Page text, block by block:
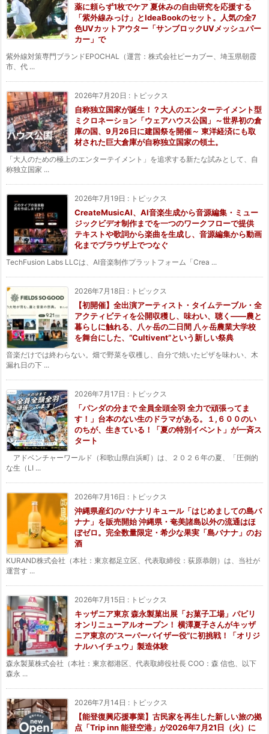
薬に頼らず1枚でケア 夏休みの自由研究を応援する
「紫外線みっけ」とIdeaBookのセット。人気の全7
色UVカットアウター「サンブロックUVメッシュパー
カー」で
紫外線対策専門ブランドEPOCHAL（運営：株式会社ピーカブー、埼玉県朝霞
市、代 ...
2026年7月20日 : トピックス
自称独立国家が誕生！？大人のエンターテイメント型
ミクロネーション「ウェアハウス公国」～世界初の倉
庫の国、9月26日に建国祭を開催～ 東洋経済にも取
材された巨大倉庫が自称独立国家の領土。
「大人のための極上のエンターテイメント」を追求する新たな試みとして、自
称独立国家 ...
2026年7月19日 : トピックス
CreateMusicAI、AI音楽生成から音源編集・ミュー
ジックビデオ制作までを一つのワークフローで提供
テキストや歌詞から楽曲を生成し、音源編集から動画
化までブラウザ上でつなぐ
TechFusion Labs LLCは、AI音楽制作プラットフォーム「Crea ...
2026年7月18日 : トピックス
【初開催】全出演アーティスト・タイムテーブル・全
アクティビティを公開収穫し、味わい、聴く——農と
暮らしに触れる、八ヶ岳の二日間 八ヶ岳農業大学校
を舞台にした、“Cultivent”という新しい祭典
音楽だけでは終わらない。畑で野菜を収穫し、自分で焼いたピザを味わい、木
漏れ日の下 ...
2026年7月17日 : トピックス
「パンダの分まで 全員全頭全羽 全力で頑張ってま
す！」台本のない生のドラマがある。１,６００のい
のちが、生きている！「夏の特別イベント」が一斉ス
タート
アドベンチャーワールド（和歌山県白浜町）は、２０２６年の夏、「圧倒的
な生（LI ...
2026年7月16日 : トピックス
沖縄県産幻のバナナリキュール「はじめましての島バ
ナナ」を販売開始 沖縄県・奄美諸島以外の流通はほ
ぼゼロ。完全数量限定・希少な果実「島バナナ」のお
酒
KURAND株式会社（本社：東京都足立区、代表取締役：荻原恭朗）は、当社が
運営す ...
2026年7月15日 : トピックス
キッザニア東京 森永製菓出展「お菓子工場」パビリ
オンリニューアルオープン！ 横澤夏子さんがキッザ
ニア東京の“スーパーバイザー役”に初挑戦！「オリジ
ナルハイチュウ」製造体験
森永製菓株式会社（本社：東京都港区、代表取締役社長 COO：森 信也、以下
森永 ...
2026年7月14日 : トピックス
【能登復興応援事業】古民家を再生した新しい旅の拠
点「Trip inn 能登空港」が2026年7月21日（火）に